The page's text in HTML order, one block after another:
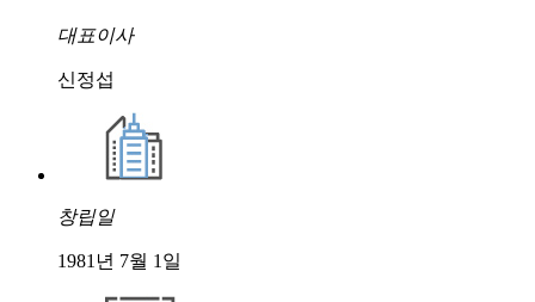
대표이사
신정섭
창립일
1981년 7월 1일